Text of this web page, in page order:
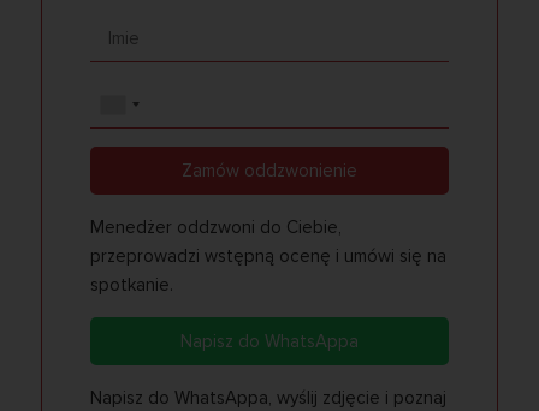
Zamów oddzwonienie
Menedżer oddzwoni do Ciebie,
przeprowadzi wstępną ocenę i umówi się na
spotkanie.
Napisz do WhatsAppa
Napisz do WhatsAppa, wyślij zdjęcie i poznaj